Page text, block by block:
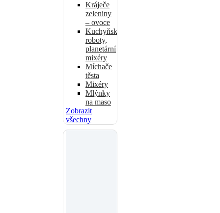
Kráječe
zeleniny
– ovoce
Kuchyňské
roboty,
planetární
mixéry
Míchače
těsta
Mixéry
Mlýnky
na maso
Zobrazit
všechny